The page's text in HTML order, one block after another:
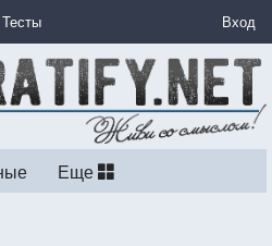
Тесты Вход
Еще